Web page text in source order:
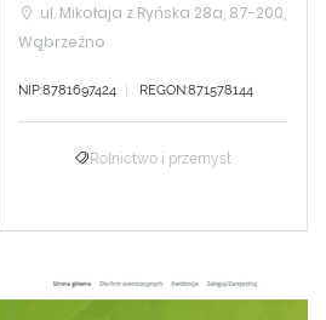
ul. Mikołaja z Ryńska 28a, 87-200,
Wąbrzeźno
NIP:8781697424 REGON:871578144
Rolnictwo i przemysł